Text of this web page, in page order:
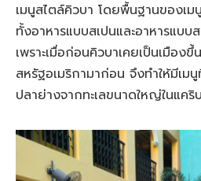
เมนูสไตล์คิวบา โดยพื้นฐานของเม
ทั้งอาหารแบบสเปนและอาหารแบบ
เพราะเมื่อก่อนคิวบาเคยเป็นเมืองขึ้
สหรัฐอเมริกามาก่อน จึงทำให้มีเ
ปลาย่างจากทะเลขนาดใหญ่ในแคริ